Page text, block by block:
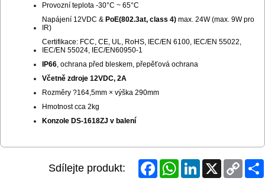
Provozní teplota -30°C ~ 65°C
Napájení 12VDC & PoE(802.3at, class 4) max. 24W (max. 9W pro
IR)
Certifikace: FCC, CE, UL, RoHS, IEC/EN 6100, IEC/EN 55022,
IEC/EN 55024, IEC/EN60950-1
IP66 , ochrana před bleskem, přepěťová ochrana
Včetně zdroje 12VDC, 2A
Rozměry ?164,5mm × výška 290mm
Hmotnost cca 2kg
Konzole DS-1618ZJ v balení
Sdílejte produkt: FacebookWhatsAppLinkedInX
Copy
Link